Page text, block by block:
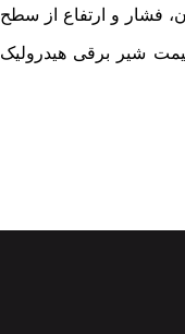
فشار و ارتفاع از سطح
شیر برقی هیدرولیک